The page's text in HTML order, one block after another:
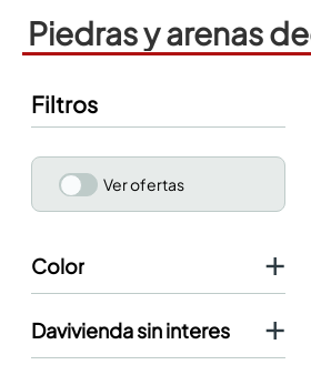
piedras y arenas
Filtros
color
Azul
davivienda sin interes